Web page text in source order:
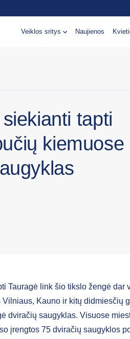
Veiklos sritys Naujienos
tapti
kiemuose
Tauragė link šio tikslo žengė dar
Kauno ir kitų didmiesčių
dviračių saugyklas. Visuose
įrengtos 75 dviračių saugyklos